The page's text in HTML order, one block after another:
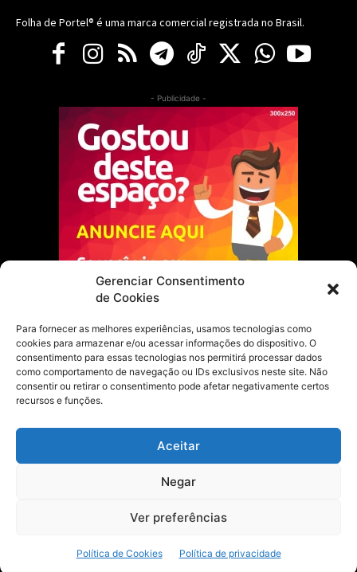
Gerenciar Consentimento
de Cookies
Para fornecer as melhores experiências, usamos tecnologias como
cookies para armazenar e/ou acessar informações do dispositivo. O
consentimento para essas tecnologias nos permitirá processar dados
como comportamento de navegação ou IDs exclusivos neste site. Não
consentir ou retirar o consentimento pode afetar negativamente certos
recursos e funções.
Aceitar
Negar
Ver preferências
Política de Cookies Política de privacidade
Folha de Portel® é uma marca comercial registrada no Brasil.
- Publicidade -
Escolha do Editor
Justiça Itinerante garante regularização
fundiária e casamento comunitário para
famílias em Portel
21 de maio de 2026
feminino pelos Jogos Estudantis Paraenses